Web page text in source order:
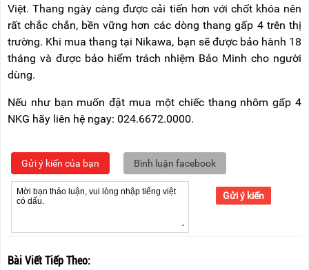
Việt. Thang ngày càng được cải tiến hơn với chốt khóa nên
rất chắc chắn, bền vững hơn các dòng thang gấp 4 trên thị
trường. Khi mua thang tại Nikawa, bạn sẽ được bảo hành 18
tháng và được bảo hiểm trách nhiệm Bảo Minh cho người
dùng.
Nếu như bạn muốn đặt mua một chiếc thang nhôm gấp 4
NKG hãy liên hệ ngay: 024.6672.0000.
Gửi ý kiến của bạn Bình luận facebook
Gửi ý kiến
Bài Viết Tiếp Theo: